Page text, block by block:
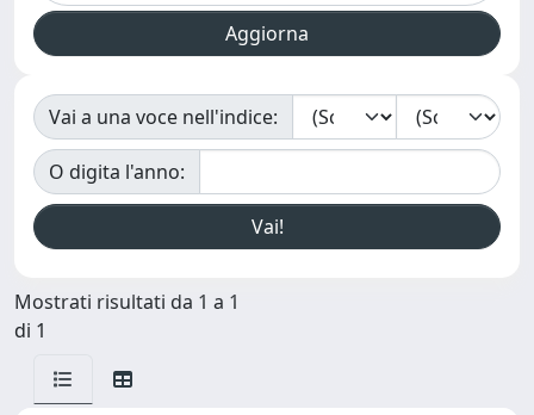
Vai a una voce nell'indice:
O digita l'anno:
Mostrati risultati da 1 a 1
di 1